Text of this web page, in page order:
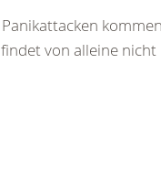
von alleine